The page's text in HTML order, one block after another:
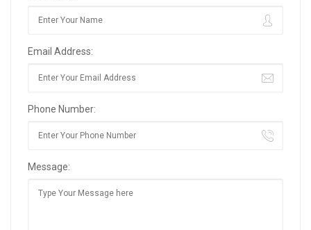
Email Address:
Phone Number:
Message: